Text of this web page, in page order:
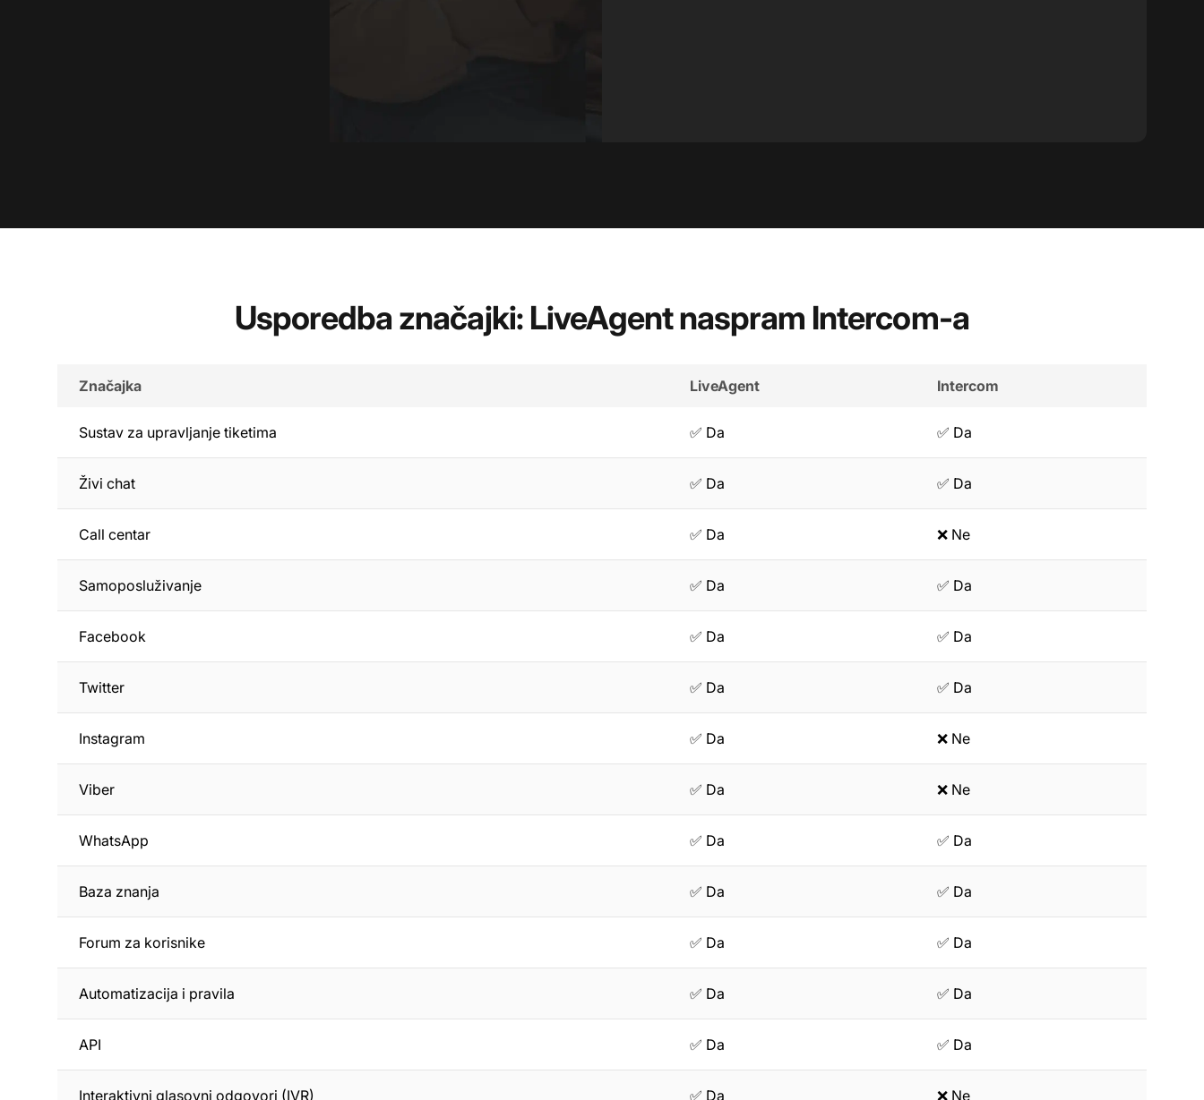
Usporedba značajki: LiveAgent naspram Intercom-a
Značajka LiveAgent Intercom
Sustav za upravljanje tiketima ✅ Da ✅ Da
Živi chat ✅ Da ✅ Da
Call centar ✅ Da ❌ Ne
Samoposluživanje ✅ Da ✅ Da
Facebook ✅ Da ✅ Da
Twitter ✅ Da ✅ Da
Instagram ✅ Da ❌ Ne
Viber ✅ Da ❌ Ne
WhatsApp ✅ Da ✅ Da
Baza znanja ✅ Da ✅ Da
Forum za korisnike ✅ Da ✅ Da
Automatizacija i pravila ✅ Da ✅ Da
API ✅ Da ✅ Da
Interaktivni glasovni odgovori (IVR) ✅ Da ❌ Ne